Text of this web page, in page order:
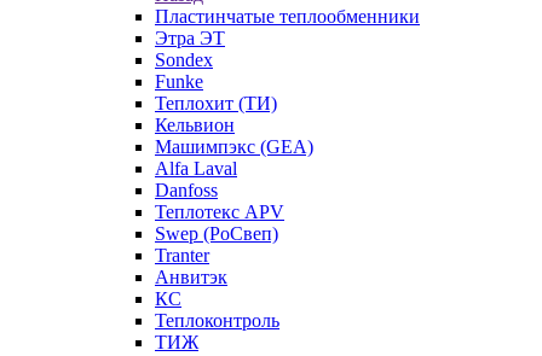
Пластинчатые теплообменники
Этра ЭТ
Sondex
Funke
Теплохит (ТИ)
Кельвион
Машимпэкс (GEA)
Alfa Laval
Danfoss
Теплотекс APV
Swep (РоСвеп)
Tranter
Анвитэк
КС
Теплоконтроль
ТИЖ